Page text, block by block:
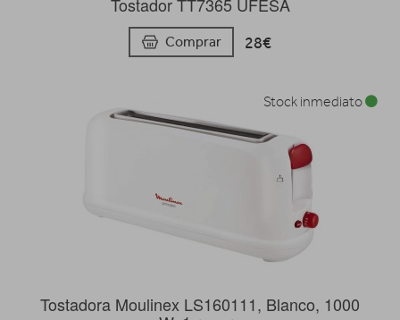
Comprar 28€
Tostadora Moulinex LS160111, Blanco, 1000
Stock inmediato